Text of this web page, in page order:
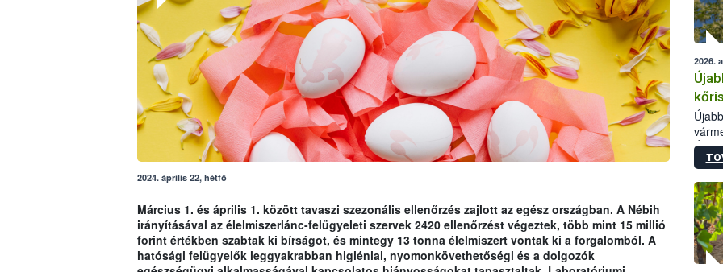
2024. április 22, hétfő
Március 1. és április 1. között tavaszi szezonális ellenőrzés zajlott az egész országban. A Nébih
irányításával az élelmiszerlánc-felügyeleti szervek 2420 ellenőrzést végeztek, több mint 15 millió
forint értékben szabtak ki bírságot, és mintegy 13 tonna élelmiszert vontak ki a forgalomból. A
hatósági felügyelők leggyakrabban higiéniai, nyomonkövethetőségi és a dolgozók
2026.